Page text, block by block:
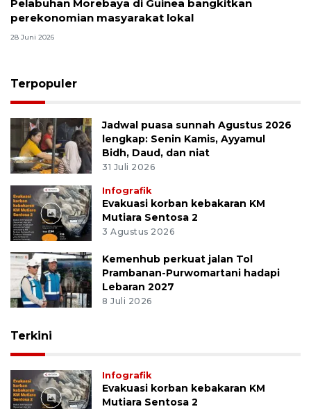
Pelabuhan Morebaya di Guinea bangkitkan
perekonomian masyarakat lokal
28 Juni 2026
Terpopuler
Jadwal puasa sunnah Agustus 2026
lengkap: Senin Kamis, Ayyamul
Bidh, Daud, dan niat
31 Juli 2026
Infografik
Evakuasi korban kebakaran KM
Mutiara Sentosa 2
3 Agustus 2026
Kemenhub perkuat jalan Tol
Prambanan-Purwomartani hadapi
Lebaran 2027
8 Juli 2026
Terkini
Infografik
Evakuasi korban kebakaran KM
Mutiara Sentosa 2